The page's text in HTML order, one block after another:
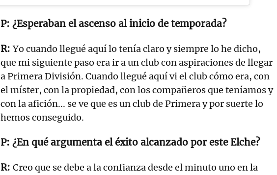
¿Esperaban el ascenso al inicio de temporada?
Yo cuando llegué aquí lo tenía claro y siempre lo he dicho,
que mi siguiente paso era ir a un club con aspiraciones de llegar
a Primera División. Cuando llegué aquí vi el club cómo era, con
el míster, con la propiedad, con los compañeros que teníamos y
con la afición... se ve que es un club de Primera y por suerte lo
hemos conseguido.
¿En qué argumenta el éxito alcanzado por este Elche?
Creo que se debe a la confianza desde el minuto uno en la